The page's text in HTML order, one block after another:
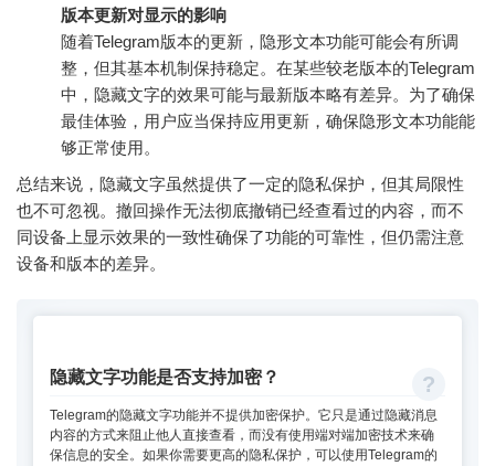
版本更新对显示的影响
随着Telegram版本的更新，隐形文本功能可能会有所调
整，但其基本机制保持稳定。在某些较老版本的Telegram
中，隐藏文字的效果可能与最新版本略有差异。为了确保
最佳体验，用户应当保持应用更新，确保隐形文本功能能
够正常使用。
总结来说，隐藏文字虽然提供了一定的隐私保护，但其局限性
也不可忽视。撤回操作无法彻底撤销已经查看过的内容，而不
同设备上显示效果的一致性确保了功能的可靠性，但仍需注意
设备和版本的差异。
隐藏文字功能是否支持加密？
Telegram的隐藏文字功能并不提供加密保护。它只是通过隐藏消息
内容的方式来阻止他人直接查看，而没有使用端对端加密技术来确
保信息的安全。如果你需要更高的隐私保护，可以使用Telegram的